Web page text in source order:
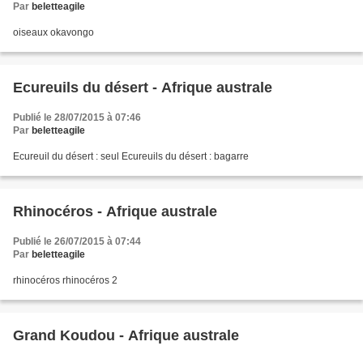
Par beletteagile
oiseaux okavongo
Ecureuils du désert - Afrique australe
Publié le 28/07/2015 à 07:46
Par beletteagile
Ecureuil du désert : seul Ecureuils du désert : bagarre
Rhinocéros - Afrique australe
Publié le 26/07/2015 à 07:44
Par beletteagile
rhinocéros rhinocéros 2
Grand Koudou - Afrique australe